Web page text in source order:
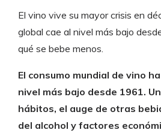
El vino vive su mayor crisis en
global cae al nivel más bajo
qué se bebe menos.
El consumo mundial de vino
nivel más bajo desde 1961.
hábitos, el auge de otras
del alcohol y factores